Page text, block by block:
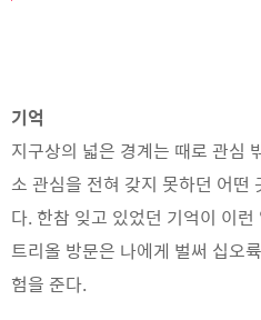
기억
지구상의 넓은 경계는 때로 관심
소 관심을 전혀 갖지 못하던 어떤
다. 한참 잊고 있었던 기억이 이
트리올 방문은 나에게 벌써 십오
험을 준다.